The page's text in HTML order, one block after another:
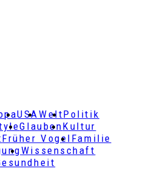
USAWeltPolitik
GlaubenKultur
Früher Vogel Familie
Wissenschaft